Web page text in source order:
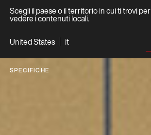
Scegli il paese o il territorio in cui ti trovi per
vedere i contenuti locali.
United States
it
SPECIFICHE